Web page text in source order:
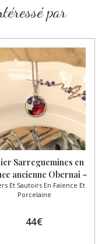
par
Sarreguemines en
ancienne Obernai –
plaqué argent
Et Sautoirs En Faïence Et
Porcelaine
44€